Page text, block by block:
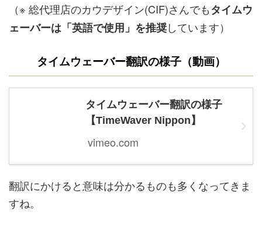
（※ 総代理店のカウデザイン(CIF)さんでもタイムウ
ェーバーは「英語で使用」を推奨しています）
タイムウェーバー翻訳の様子（動画）
タイムウェーバー翻訳の様子
【TimeWaver Nippon】
vimeo.com
翻訳にかけると意味は分かるものも多くなってきま
すね。